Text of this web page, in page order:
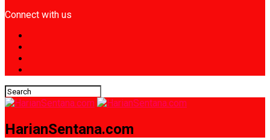
Connect with us
HarianSentana.com